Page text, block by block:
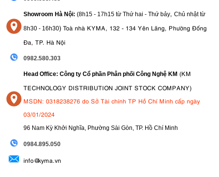
Showroom Hà Nội: (8h15 - 17h15 từ Thứ hai - Thứ bảy, Chủ nhật từ
8h30 - 16h30) Toà nhà KYMA, 132 - 134 Yên Lãng, Phường Đống
Đa, TP. Hà Nội
0982.580.303
Head Office: Công ty Cổ phần Phân phối Công Nghệ KM (KM
TECHNOLOGY DISTRIBUTION JOINT STOCK COMPANY)
MSDN: 0318238276 do Sở Tài chính TP Hồ Chí Minh cấp ngày
03/01/2024
96 Nam Kỳ Khởi Nghĩa, Phường Sài Gòn, TP. Hồ Chí Minh
0984.895.050
info@kyma.vn